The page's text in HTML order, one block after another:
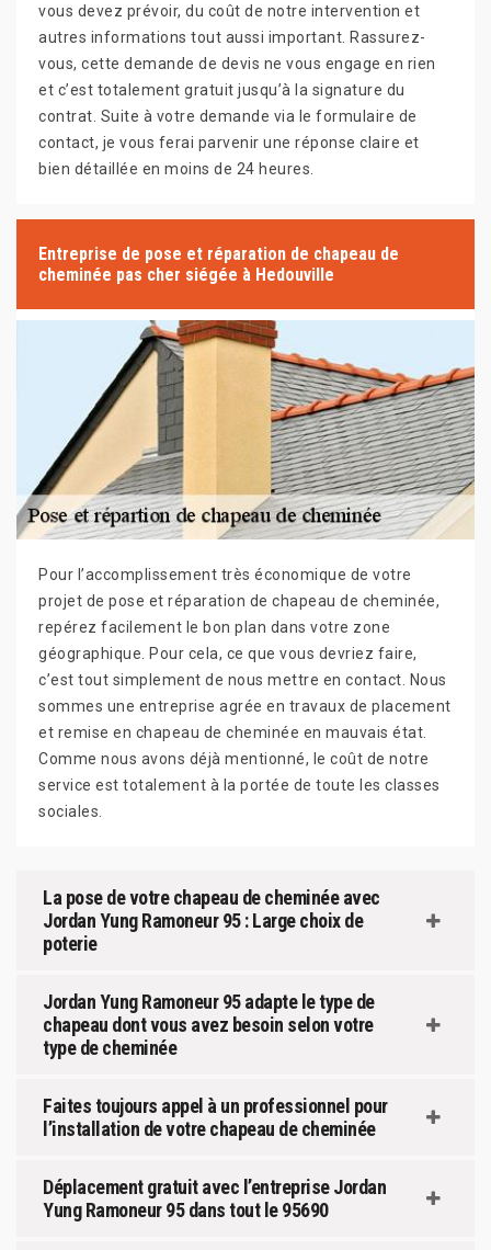
vous devez prévoir, du coût de notre intervention et
autres informations tout aussi important. Rassurez-
vous, cette demande de devis ne vous engage en rien
et c’est totalement gratuit jusqu’à la signature du
contrat. Suite à votre demande via le formulaire de
contact, je vous ferai parvenir une réponse claire et
bien détaillée en moins de 24 heures.
Entreprise de pose et réparation de chapeau de
cheminée pas cher siégée à Hedouville
Pour l’accomplissement très économique de votre
projet de pose et réparation de chapeau de cheminée,
repérez facilement le bon plan dans votre zone
géographique. Pour cela, ce que vous devriez faire,
c’est tout simplement de nous mettre en contact. Nous
sommes une entreprise agrée en travaux de placement
et remise en chapeau de cheminée en mauvais état.
Comme nous avons déjà mentionné, le coût de notre
service est totalement à la portée de toute les classes
sociales.
La pose de votre chapeau de cheminée avec
Jordan Yung Ramoneur 95 : Large choix de
poterie
Jordan Yung Ramoneur 95 adapte le type de
chapeau dont vous avez besoin selon votre
type de cheminée
Faites toujours appel à un professionnel pour
l’installation de votre chapeau de cheminée
Déplacement gratuit avec l’entreprise Jordan
Yung Ramoneur 95 dans tout le 95690